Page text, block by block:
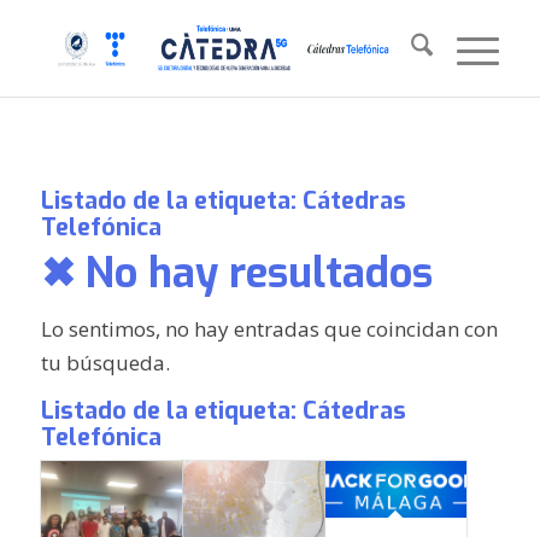
Listado de la etiqueta: Cátedras
Telefónica
✖ No hay resultados
Lo sentimos, no hay entradas que coincidan con
tu búsqueda.
Listado de la etiqueta: Cátedras
Telefónica